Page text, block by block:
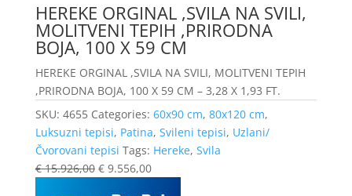
HEREKE ORGINAL ,SVILA NA SVILI,
MOLITVENI TEPIH ,PRIRODNA
BOJA, 100 X 59 CM
HEREKE ORGINAL ,SVILA NA SVILI, MOLITVENI TEPIH
,PRIRODNA BOJA, 100 X 59 CM – 3,28 X 1,93 FT.
SKU: 4655 Categories: 60x90 cm, 80x120 cm,
Luksuzni tepisi, Patina, Svileni tepisi, Uzlani/
Čvorovani tepisi Tags: Hereke, Svila
€15.926,00 €9.556,00